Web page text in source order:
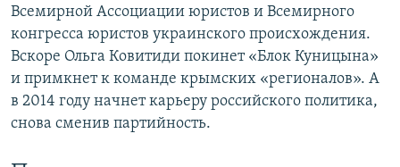
Всемирной Ассоциации юристов и Всемирного
конгресса юристов украинского происхождения.
Вскоре Ольга Ковитиди покинет «Блок Куницына»
и примкнет к команде крымских «регионалов». А
в 2014 году начнет карьеру российского политика,
снова сменив партийность.